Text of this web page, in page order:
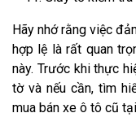
Hãy nhớ rằng việc
hợp lệ là rất quan
này. Trước khi thực
tờ và nếu cần, tìm
mua bán xe ô tô cũ